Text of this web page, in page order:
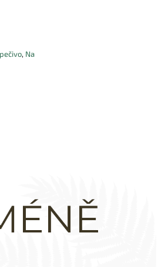
, Na